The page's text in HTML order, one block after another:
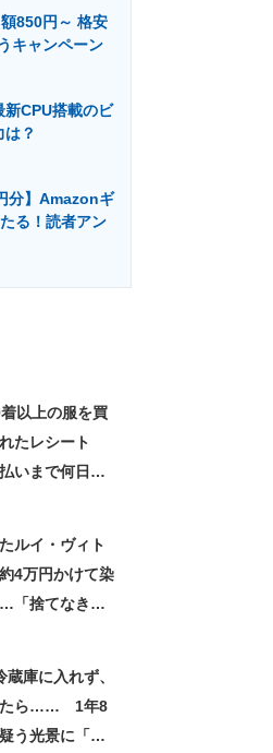
ジーの最前線
850円～ 格安
キャンペーン
CPU搭載のビ
は？
分】Amazonギ
る！読者アン
以上の服を買
たレシート
まで何日か
ルイ・ヴィト
4万円かけて染
「捨てなきゃ
庫に入れず、
たら…… 1年8
う光景に「ヤ